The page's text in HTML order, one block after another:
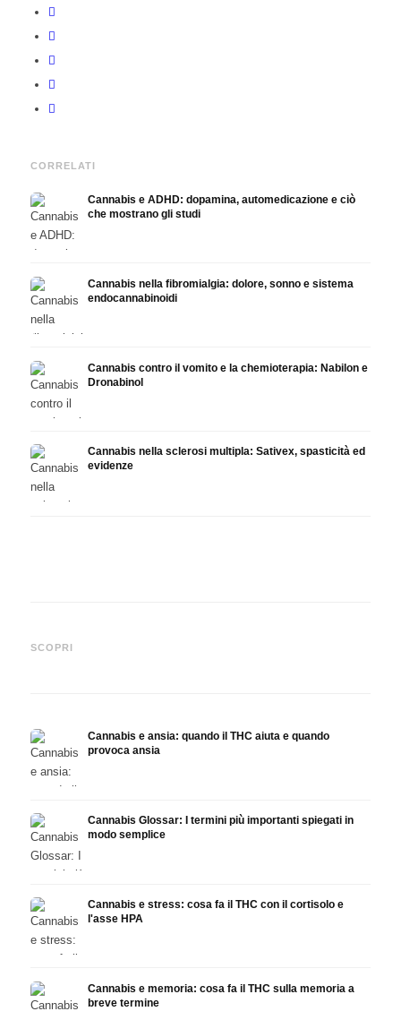
CORRELATI
Cannabis e ADHD: dopamina, automedicazione e ciò
che mostrano gli studi
Cannabis nella fibromialgia: dolore, sonno e sistema
endocannabinoidi
Cannabis contro il vomito e la chemioterapia: Nabilon e
Dronabinol
Cannabis nella sclerosi multipla: Sativex, spasticità ed
evidenze
SCOPRI
Epidiolex e lo stato della
Cannabis e ansia: quando il THC aiuta e quando
provoca ansia
Cannabis Glossar: I termini più importanti spiegati in
modo semplice
Cannabis e stress: cosa fa il THC con il cortisolo e
l'asse HPA
Cannabis e memoria: cosa fa il THC sulla memoria a
breve termine